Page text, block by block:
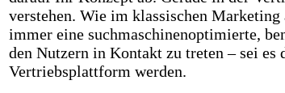
verstehen. Wie im klassischen Marketing
immer eine suchmaschinenoptimierte,
den Nutzern in Kontakt zu treten – sei es
Vertriebsplattform werden.